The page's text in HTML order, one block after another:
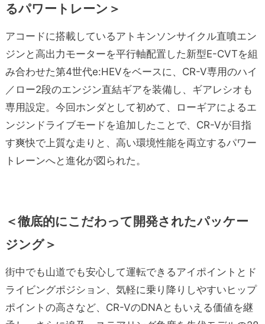
るパワートレーン＞
アコードに搭載しているアトキンソンサイクル直噴エン
ジンと高出力モーターを平行軸配置した新型E-CVTを組
み合わせた第4世代e:HEVをベースに、CR-V専用のハイ
／ロー2段のエンジン直結ギアを装備し、ギアレシオも
専用設定。今回ホンダとして初めて、ローギアによるエ
ンジンドライブモードを追加したことで、CR-Vが目指
す爽快で上質な走りと、高い環境性能を両立するパワー
トレーンへと進化が図られた。
＜徹底的にこだわって開発されたパッケー
ジング＞
街中でも山道でも安心して運転できるアイポイントとド
ライビングポジション、気軽に乗り降りしやすいヒップ
ポイントの高さなど、CR-VのDNAともいえる価値を継